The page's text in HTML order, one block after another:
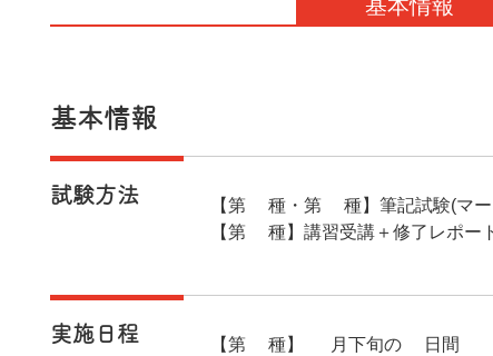
基本情報
基本情報
試験方法
【第1種・第2種】筆記試験(マー
【第3種】講習受講＋修了レポー
実施日程
【第1種】 8月下旬の2日間